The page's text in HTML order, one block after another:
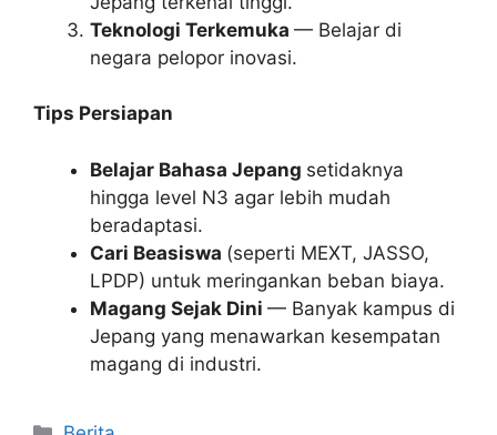
Teknologi Terkemuka — Belajar di
negara pelopor inovasi.
Tips Persiapan
Belajar Bahasa Jepang setidaknya
hingga level N3 agar lebih mudah
beradaptasi.
Cari Beasiswa (seperti MEXT, JASSO,
LPDP) untuk meringankan beban biaya.
Magang Sejak Dini — Banyak kampus di
Jepang yang menawarkan kesempatan
magang di industri.
Kategori